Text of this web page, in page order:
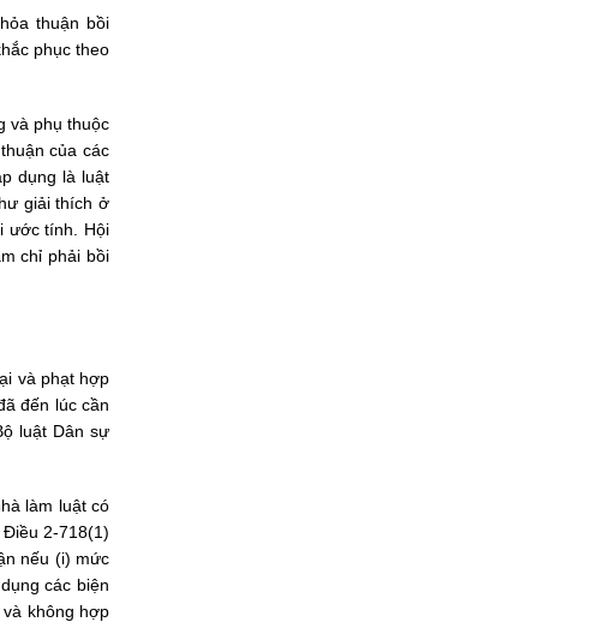
thuận bồi
phục theo
và phụ thuộc
của các
dụng là luật
giải thích ở
ước tính. Hội
chỉ phải bồi
và phạt hợp
đến lúc cần
luật Dân sự
làm luật có
2-718(1)
nếu (i) mức
các biện
không hợp